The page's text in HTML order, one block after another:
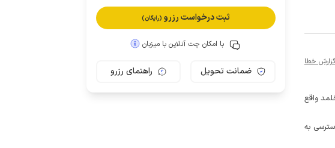
گزارش خطا
4 طبقه 3 واحدی در روستای اخلمد واقع
به
ثبت درخواست رزرو (رایگان)
با امکان چت آنلاین با میزبان
ضمانت تحویل راهنمای رزرو